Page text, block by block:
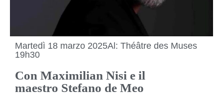
Martedì 18 marzo 2025
19h30
Al: Théâtre des Muses
Con Maximilian Nisi e il
maestro Stefano de Meo